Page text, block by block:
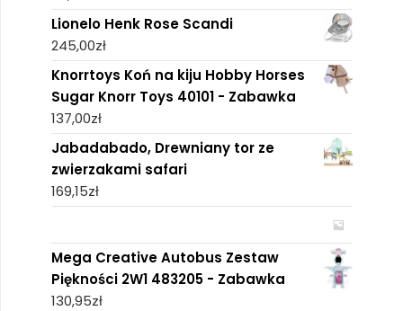
Lionelo Henk Rose Scandi
245,00zł
Knorrtoys Koń na kiju Hobby Horses
Sugar Knorr Toys 40101 - Zabawka
137,00zł
Jabadabado, Drewniany tor ze
zwierzakami safari
169,15zł
Mega Creative Autobus Zestaw
Piękności 2W1 483205 - Zabawka
130,95zł